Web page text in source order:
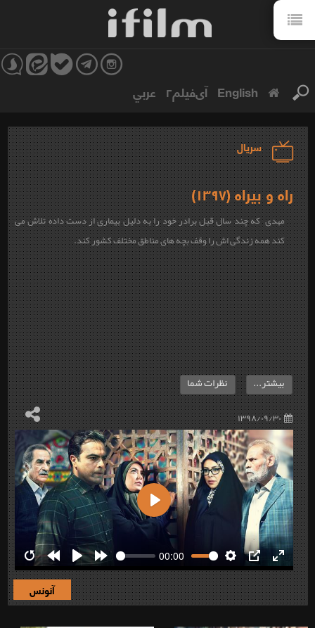
English آی‌فیلم۲ عربي
سریال
راه و بیراه (۱۳۹۷)
مهدی که چند سال قبل برادر خود را به دلیل بیماری از دست داده تلاش می
کند همه زندگی اش را وقف بچه های مناطق مختلف کشور کند.
۱۳۹۸/۰۹/۳۰
بیشتر... نظرات شما
RestartRewind
10s
Play Forward
10s
00:00
Settings
PIP Enter
Play
آنونس